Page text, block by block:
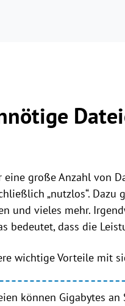
große Anzahl von
„nutzlos“. Dazu
und vieles mehr.
bedeutet, dass die
wichtige Vorteile mit
können Gigabytes